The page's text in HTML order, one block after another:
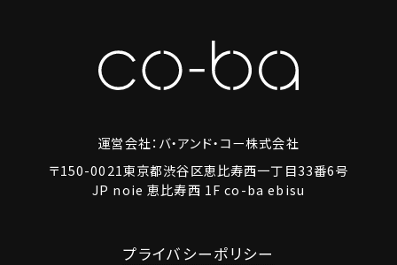
運営会社：バ・アンド・コー株式会社
〒150-0021東京都渋谷区恵比寿西一丁目33番6号
JP noie 恵比寿西 1F co-ba ebisu
プライバシーポリシー